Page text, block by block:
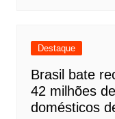
Destaque
Brasil bate
42 milhões
domésticos